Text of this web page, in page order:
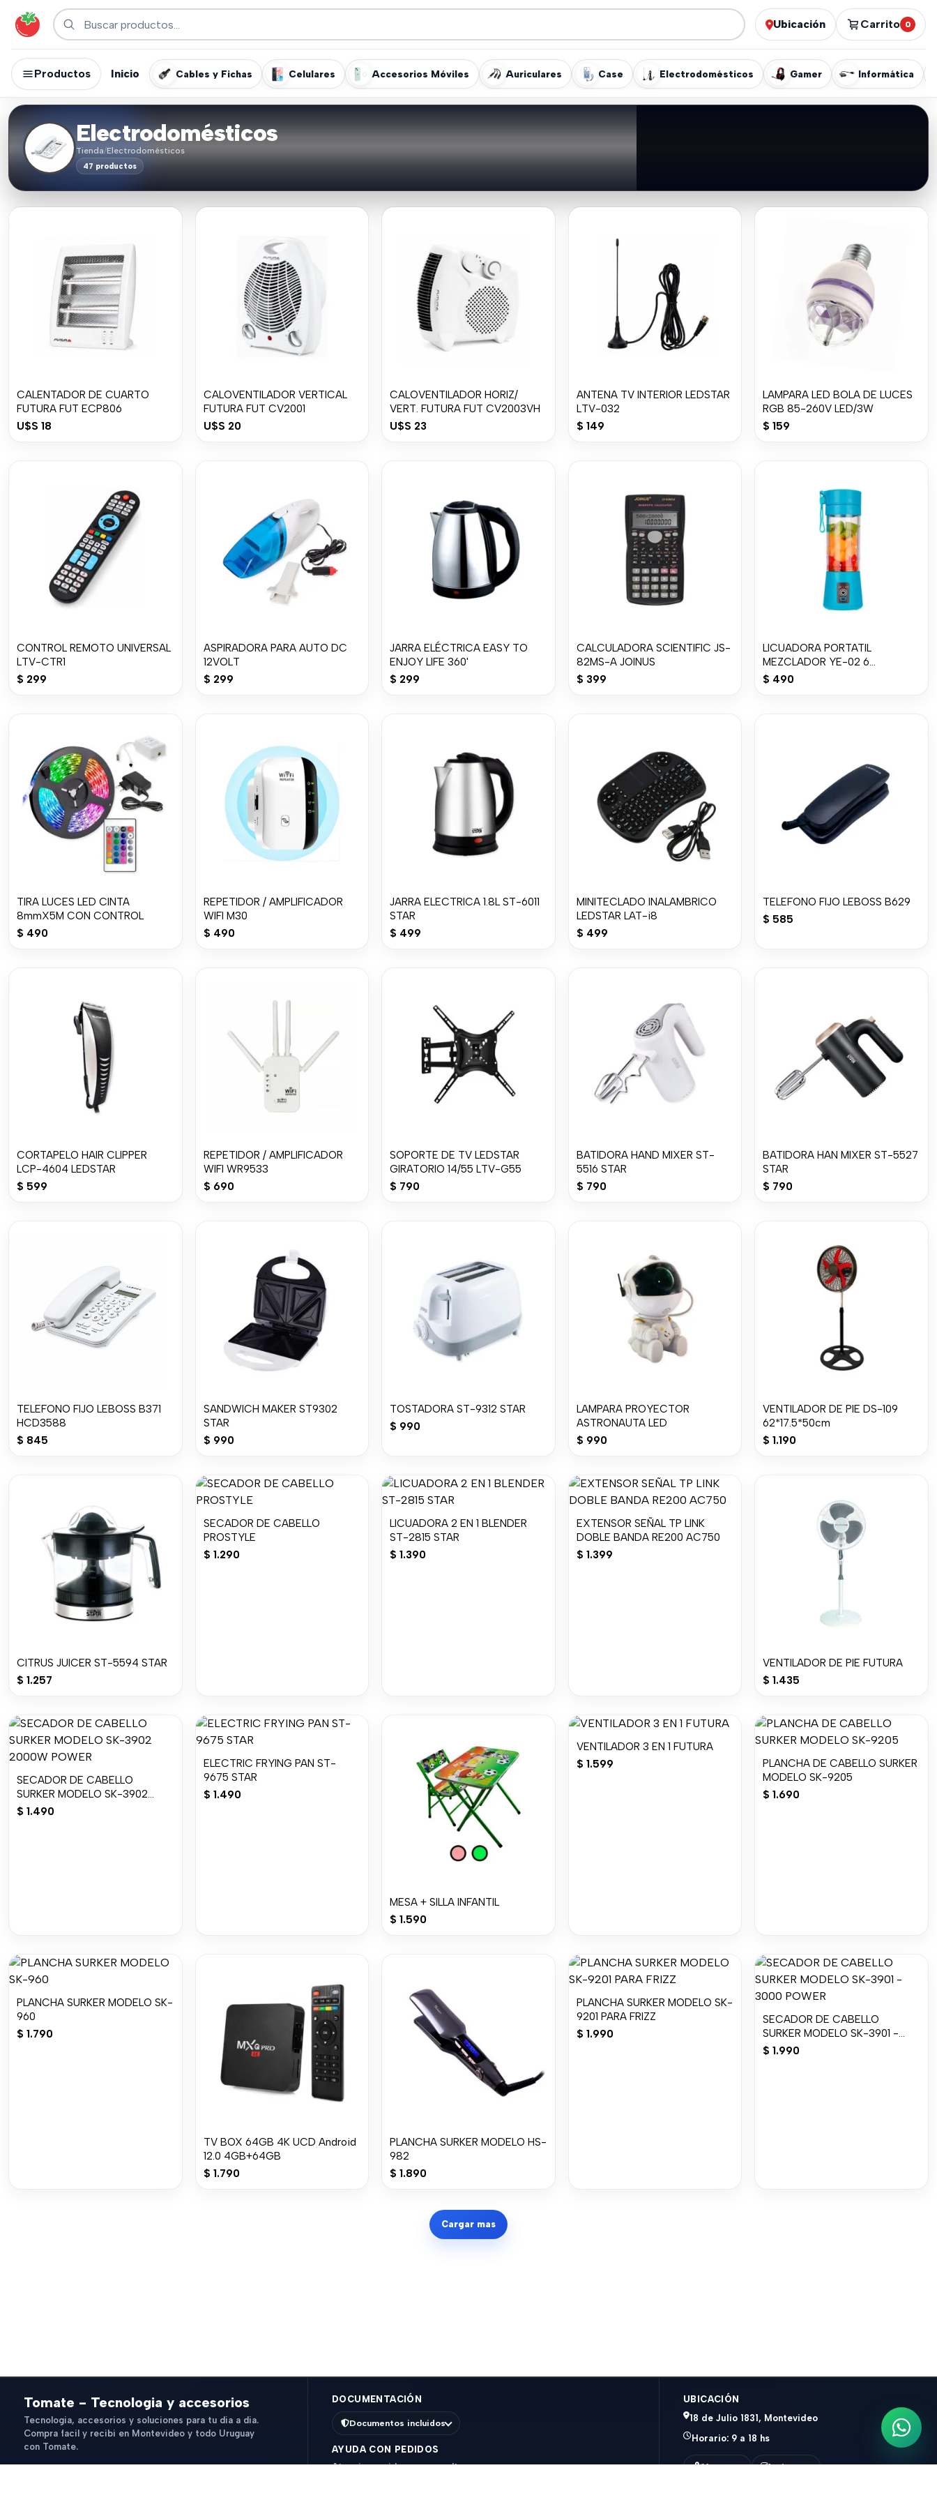
Ubicación Carrito 0
Productos Inicio Cables y Fichas Celulares Accesorios Móviles Auriculares Case Electrodomésticos Gamer Informática
Electrodomésticos
Tienda/Electrodomésticos
47 productos
CALENTADOR DE CUARTO
FUTURA FUT ECP806
U$S 18
CALOVENTILADOR VERTICAL
FUTURA FUT CV2001
U$S 20
CALOVENTILADOR HORIZ/
VERT. FUTURA FUT CV2003VH
U$S 23
ANTENA TV INTERIOR LEDSTAR
LTV-032
$ 149
LAMPARA LED BOLA DE LUCES
RGB 85-260V LED/3W
$ 159
CONTROL REMOTO UNIVERSAL
LTV-CTR1
$ 299
ASPIRADORA PARA AUTO DC
12VOLT
$ 299
JARRA ELÉCTRICA EASY TO
ENJOY LIFE 360'
$ 299
CALCULADORA SCIENTIFIC JS-
82MS-A JOINUS
$ 399
LICUADORA PORTATIL
MEZCLADOR YE-02 6
CUCHILLAS 380 ML
$ 490
TIRA LUCES LED CINTA
8mmX5M CON CONTROL
$ 490
REPETIDOR / AMPLIFICADOR
WIFI M30
$ 490
JARRA ELECTRICA 1.8L ST-6011
STAR
$ 499
MINITECLADO INALAMBRICO
LEDSTAR LAT-i8
$ 499
TELEFONO FIJO LEBOSS B629
$ 585
CORTAPELO HAIR CLIPPER
LCP-4604 LEDSTAR
$ 599
REPETIDOR / AMPLIFICADOR
WIFI WR9533
$ 690
SOPORTE DE TV LEDSTAR
GIRATORIO 14/55 LTV-G55
$ 790
BATIDORA HAND MIXER ST-
5516 STAR
$ 790
BATIDORA HAN MIXER ST-5527
STAR
$ 790
TELEFONO FIJO LEBOSS B371
HCD3588
$ 845
SANDWICH MAKER ST9302
STAR
$ 990
TOSTADORA ST-9312 STAR
$ 990
LAMPARA PROYECTOR
ASTRONAUTA LED
$ 990
VENTILADOR DE PIE DS-109
62*17.5*50cm
$ 1.190
CITRUS JUICER ST-5594 STAR
$ 1.257
SECADOR DE CABELLO
PROSTYLE
$ 1.290
LICUADORA 2 EN 1 BLENDER
ST-2815 STAR
$ 1.390
EXTENSOR SEÑAL TP LINK
DOBLE BANDA RE200 AC750
$ 1.399
VENTILADOR DE PIE FUTURA
$ 1.435
SECADOR DE CABELLO
SURKER MODELO SK-3902
2000W POWER
$ 1.490
ELECTRIC FRYING PAN ST-
9675 STAR
$ 1.490
MESA + SILLA INFANTIL
$ 1.590
VENTILADOR 3 EN 1 FUTURA
$ 1.599
PLANCHA DE CABELLO SURKER
MODELO SK-9205
$ 1.690
PLANCHA SURKER MODELO SK-
960
$ 1.790
TV BOX 64GB 4K UCD Android
12.0 4GB+64GB
$ 1.790
PLANCHA SURKER MODELO HS-
982
$ 1.890
PLANCHA SURKER MODELO SK-
9201 PARA FRIZZ
$ 1.990
SECADOR DE CABELLO
SURKER MODELO SK-3901 -
3000 POWER
$ 1.990
Cargar mas
Tomate - Tecnologia y accesorios
Tecnologia, accesorios y soluciones para tu dia a dia.
Compra facil y recibi en Montevideo y todo Uruguay
con Tomate.
DOCUMENTACIÓN
Documentos incluidos
AYUDA CON PEDIDOS
Atencion rapida para consultas, compras o
UBICACIÓN
18 de Julio 1831, Montevideo
Horario: 9 a 18 hs
Ver mapa Instagram